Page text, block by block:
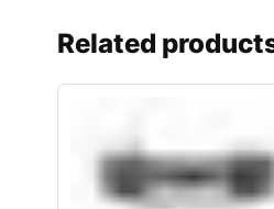
Related